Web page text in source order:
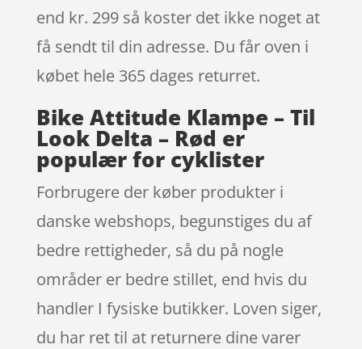
end kr. 299 så koster det ikke noget at
få sendt til din adresse. Du får oven i
købet hele 365 dages returret.
Bike Attitude Klampe – Til
Look Delta – Rød er
populær for cyklister
Forbrugere der køber produkter i
danske webshops, begunstiges du af
bedre rettigheder, så du på nogle
områder er bedre stillet, end hvis du
handler I fysiske butikker. Loven siger,
du har ret til at returnere dine varer